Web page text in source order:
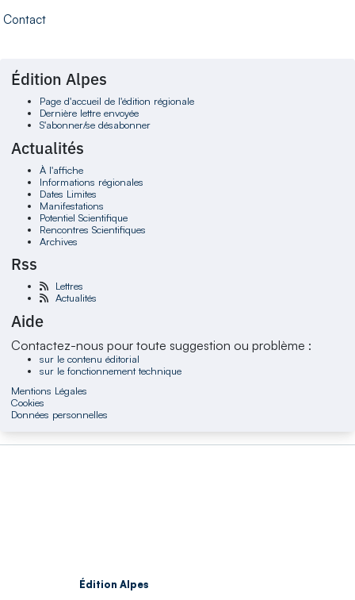
Contact
Édition Alpes
Page d'accueil de l'édition régionale
Dernière lettre envoyée
S'abonner/se désabonner
Actualités
À l'affiche
Informations régionales
Dates Limites
Manifestations
Potentiel Scientifique
Rencontres Scientifiques
Archives
Rss
Lettres
Actualités
Aide
Contactez-nous pour toute suggestion ou problème :
sur le contenu éditorial
sur le fonctionnement technique
Mentions Légales
Cookies
Données personnelles
Édition Alpes